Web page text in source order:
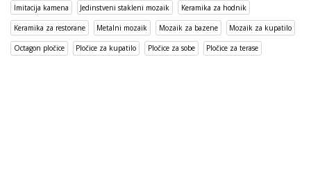
Imitacija kamena Jedinstveni stakleni mozaik Keramika za hodnik
Keramika za restorane Metalni mozaik Mozaik za bazene Mozaik za kupatilo
Octagon pločice Pločice za kupatilo Pločice za sobe Pločice za terase